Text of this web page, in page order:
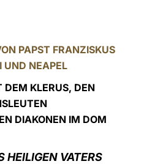
中文
LATINE
PAPST FRANZISKUS
UND NEAPEL
DEM KLERUS, DEN
DIAKONEN IM DOM
HEILIGEN VATERS